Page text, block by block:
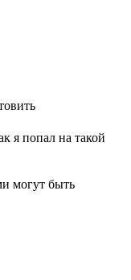
я попал на такой
могут быть